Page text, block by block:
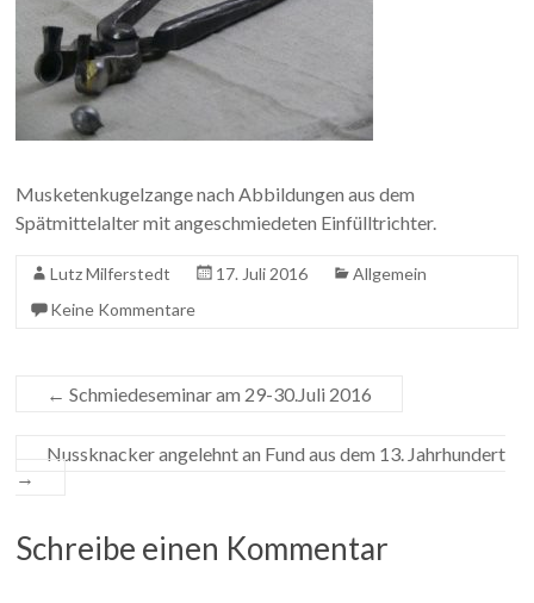
Musketenkugelzange nach Abbildungen aus dem
Spätmittelalter mit angeschmiedeten Einfülltrichter.
Lutz Milferstedt 17. Juli 2016
Allgemein
Keine Kommentare
← Schmiedeseminar am 29-30.Juli 2016
Nussknacker angelehnt an Fund aus dem 13. Jahrhundert
→
Schreibe einen Kommentar